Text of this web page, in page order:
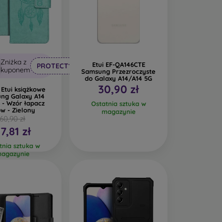
niepowtarzalny i oryginalny pokrowiec
naturalnej fakturze i ciekawych detalach.
ciekawego wyglądu obudowom telefonów
pęknąć.
komórkowe są wykonane z materiałów
w naturze. Troska o środowisko naturalne
pokrowców na telefony komórkowe
Zniżka z
kuponem
PROTECT10
książkowe
Galaxy A14
- Wzór łapacz
- Zielony
60,90 zł
zł
sztuka w
Etui EF-QA146CTE
Samsung Przezroczyste
do Galaxy A14/A14 5G
30,90 zł
Ostatnia sztuka w
magazynie